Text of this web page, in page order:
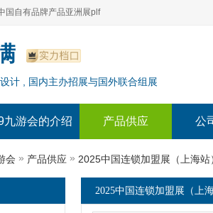
展--百货展|食品展 零售展|oem展
牌产品亚洲展（plf）
展--2024上海oem 贴牌代加工展
国自有品牌产品亚洲展plf
牌产品亚洲展（plf）
届自有品牌展
计 , 国内主办招展与国外联合组展
九游会的介绍 产品供应 公
会 » 产品供应 » 2025中国连锁加盟展（上海站
2025中国连锁加盟展（上